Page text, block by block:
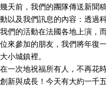
幾天前，我們的團隊傳送新聞
動以及我們訊息的內容：透過
我們的活動在法國各地上演，
位來參加的朋友，我們將年復
大小城鎮裡。
在一次地祝福所有人，不再花
創新與成長！今天有大約一千